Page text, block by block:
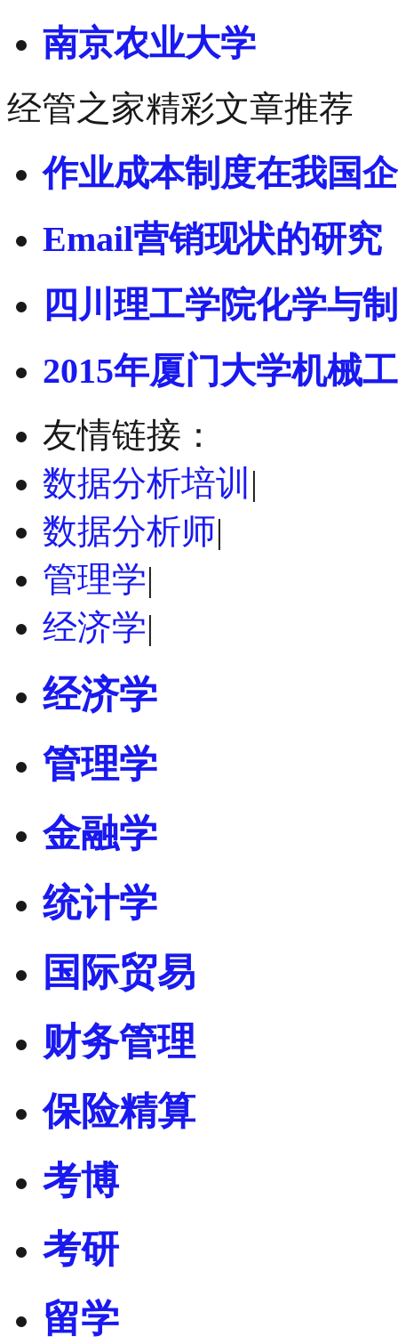
南京农业大学
经管之家精彩文章推荐
作业成本制度在我国
Email营销现状的研究
四川理工学院化学与
2015年厦门大学机械工
友情链接：
数据分析培训 |
数据分析师|
管理学|
经济学|
经济学
管理学
金融学
统计学
国际贸易
财务管理
保险精算
考博
考研
留学